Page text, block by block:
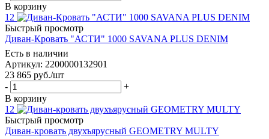
В корзину
12
Быстрый просмотр
Диван-Кровать "АСТИ" 1000 SAVANA PLUS DENIM
Есть в наличии
Артикул: 2200000132901
23 865 руб./шт
-
+
В корзину
12
Быстрый просмотр
Диван-кровать двухъярусный GEOMETRY MULTY